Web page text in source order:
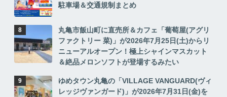
駐車場＆交通規制まとめ
丸亀市飯山町に直売所＆カフェ「葡萄屋(アグリ
ファクトリー 菜)」が2026年7月25日(土)からリ
ニューアルオープン！極上シャインマスカット
＆絶品メロンソフトが登場するみたい
ゆめタウン丸亀の「VILLAGE VANGUARD(ヴィ
レッジヴァンガード)」が2026年7月31日(金)を